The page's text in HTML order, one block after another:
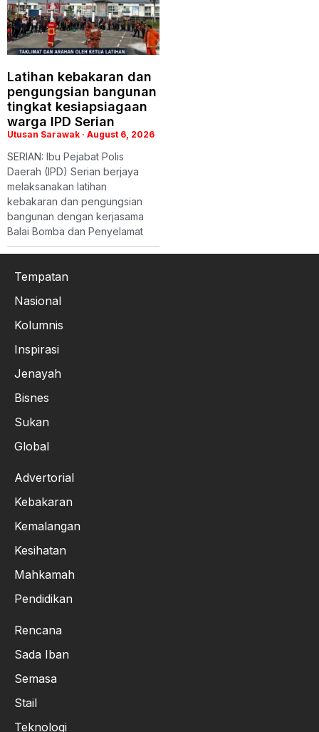
Latihan kebakaran dan
pengungsian bangunan
tingkat kesiapsiagaan
warga IPD Serian
Utusan Sarawak August 6, 2026
SERIAN: Ibu Pejabat Polis
Daerah (IPD) Serian berjaya
melaksanakan latihan
kebakaran dan pengungsian
bangunan dengan kerjasama
Balai Bomba dan Penyelamat
Tempatan
Nasional
Kolumnis
Inspirasi
Jenayah
Bisnes
Sukan
Global
Advertorial
Kebakaran
Kemalangan
Kesihatan
Mahkamah
Pendidikan
Rencana
Sada Iban
Semasa
Stail
Teknologi